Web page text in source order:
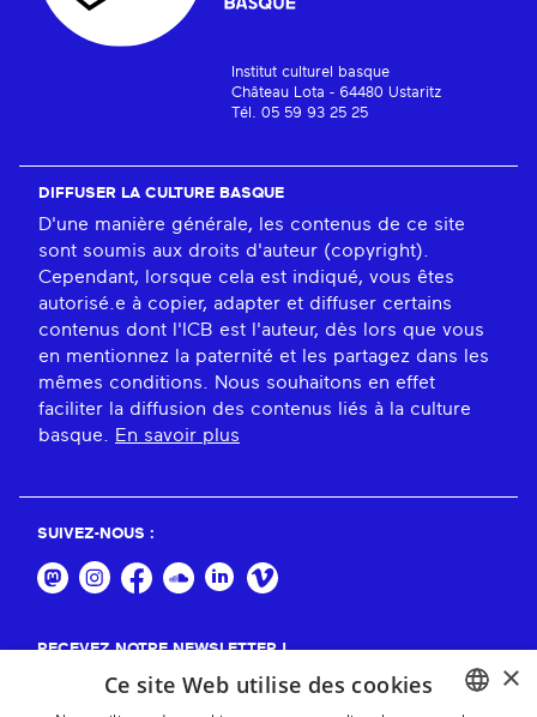
Institut culturel basque
Château Lota - 64480 Ustaritz
Tél. 05 59 93 25 25
DIFFUSER LA CULTURE BASQUE
D'une manière générale, les contenus de ce site
sont soumis aux droits d'auteur (copyright).
Cependant, lorsque cela est indiqué, vous êtes
autorisé.e à copier, adapter et diffuser certains
contenus dont l'ICB est l'auteur, dès lors que vous
en mentionnez la paternité et les partagez dans les
mêmes conditions. Nous souhaitons en effet
faciliter la diffusion des contenus liés à la culture
basque. En savoir plus
SUIVEZ-NOUS :
RECEVEZ NOTRE NEWSLETTER !
×
Ce site Web utilise des cookies